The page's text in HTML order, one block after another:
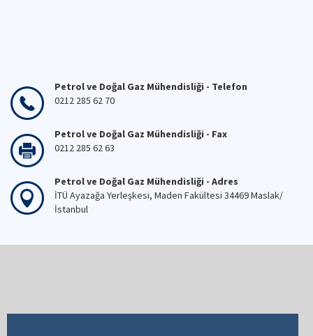
Petrol ve Doğal Gaz Mühendisliği - Telefon
0212 285 62 70
Petrol ve Doğal Gaz Mühendisliği - Fax
0212 285 62 63
Petrol ve Doğal Gaz Mühendisliği - Adres
İTÜ Ayazağa Yerleşkesi, Maden Fakültesi 34469 Maslak/
İstanbul